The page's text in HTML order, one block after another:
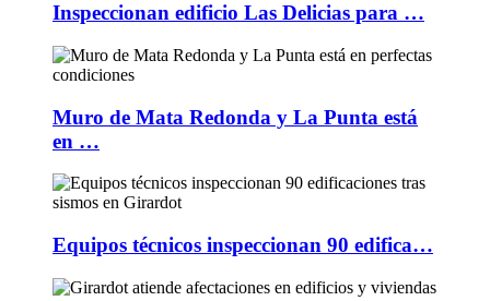
Inspeccionan edificio Las Delicias para …
Muro de Mata Redonda y La Punta está
en …
Equipos técnicos inspeccionan 90 edifica…